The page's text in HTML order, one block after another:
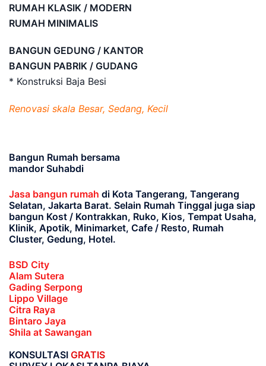
RUMAH KLASIK / MODERN
RUMAH MINIMALIS
BANGUN GEDUNG / KANTOR
BANGUN PABRIK / GUDANG
* Konstruksi Baja Besi
Renovasi skala Besar, Sedang, Kecil
Bangun Rumah bersama
mandor Suhabdi
Jasa bangun rumah di Kota Tangerang, Tangerang
Selatan, Jakarta Barat. Selain Rumah Tinggal juga siap
bangun Kost / Kontrakkan, Ruko, Kios, Tempat Usaha,
Klinik, Apotik, Minimarket, Cafe / Resto, Rumah
Cluster, Gedung, Hotel.
BSD City
Alam Sutera
Gading Serpong
Lippo Village
Citra Raya
Bintaro Jaya
Shila at Sawangan
KONSULTASI GRATIS